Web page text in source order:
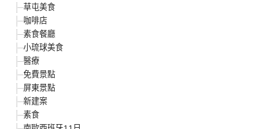
草屯美食
咖啡店
素食餐廳
小琉球美食
醫療
免費景點
屏東景點
新建案
素食